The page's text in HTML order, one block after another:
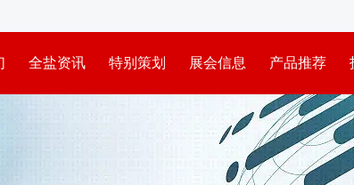
全盐资讯 特别策划 展会信息 产品推荐